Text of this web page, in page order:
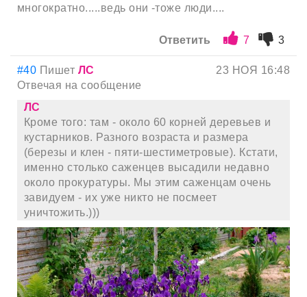
многократно.....ведь они -тоже люди....
Ответить 7 3
#40 Пишет ЛС
23 НОЯ 16:48
Отвечая на сообщение
ЛС
Кроме того: там - около 60 корней деревьев и
кустарников. Разного возраста и размера
(березы и клен - пяти-шестиметровые). Кстати,
именно столько саженцев высадили недавно
около прокуратуры. Мы этим саженцам очень
завидуем - их уже никто не посмеет
уничтожить.)))